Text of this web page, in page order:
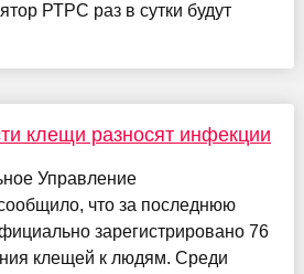
РТРС раз в сутки будут
клещи разносят инфекции
Управление
что за последнюю
зарегистрировано 76
клещей к людям. Среди